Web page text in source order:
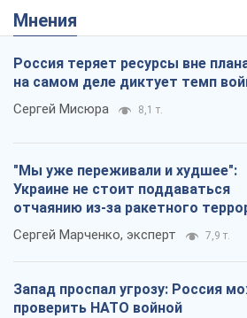
Мнения
Россия теряет ресурсы вне
на самом деле диктует темп
Сергей Мисюра 8,1 т.
"Мы уже переживали и худшее":
Украине не стоит поддаваться
отчаянию из-за ракетного
Сергей Марченко, эксперт 7,9 т.
Запад проспал угрозу: Россия
проверить НАТО войной